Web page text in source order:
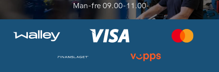
Man-fre 09.00-11.00